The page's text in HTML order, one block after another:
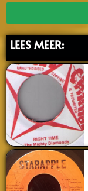
LEES MEER: